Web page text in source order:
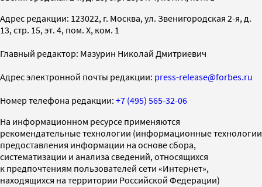
Адрес редакции: 123022, г. Москва, ул. Звенигородская 2-я, д.
13, стр. 15, эт. 4, пом. X, ком. 1
Главный редактор: Мазурин Николай Дмитриевич
Адрес электронной почты редакции: press-release@forbes.ru
Номер телефона редакции: +7 (495) 565-32-06
На информационном ресурсе применяются
рекомендательные технологии (информационные технологии
предоставления информации на основе сбора,
систематизации и анализа сведений, относящихся
к предпочтениям пользователей сети «Интернет»,
находящихся на территории Российской Федерации)